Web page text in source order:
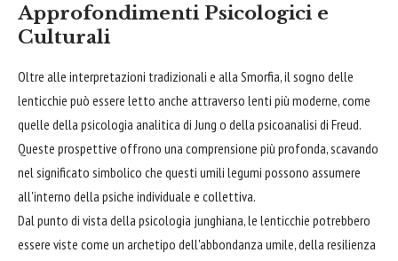
Approfondimenti Psicologici e
Culturali
Oltre alle interpretazioni tradizionali e alla Smorfia, il sogno delle
lenticchie può essere letto anche attraverso lenti più moderne, come
quelle della psicologia analitica di Jung o della psicoanalisi di Freud.
Queste prospettive offrono una comprensione più profonda, scavando
nel significato simbolico che questi umili legumi possono assumere
all'interno della psiche individuale e collettiva.
Dal punto di vista della psicologia junghiana, le lenticchie potrebbero
essere viste come un archetipo dell'abbondanza umile, della resilienza